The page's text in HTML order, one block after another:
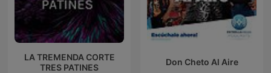
LA TREMENDA CORTE
TRES PATINES
Don Cheto Al Aire